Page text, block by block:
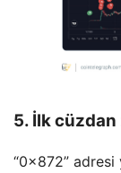
5. İlk
“0x872” adresi